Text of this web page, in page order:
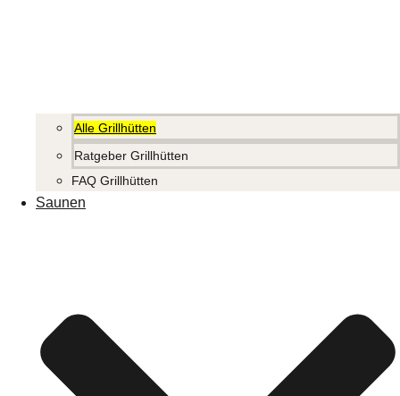
Alle Grillhütten
Ratgeber Grillhütten
FAQ Grillhütten
Saunen